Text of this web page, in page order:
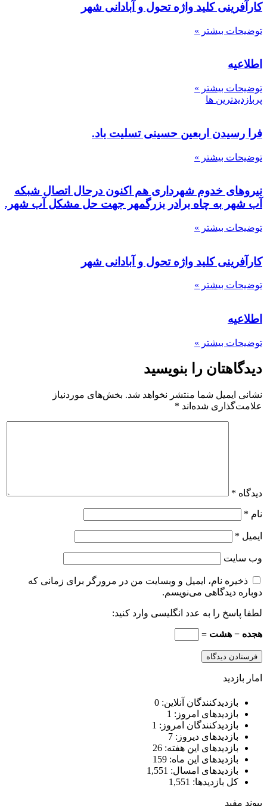
کارآفرینی کلید واژه تحول و آبادانی شهر
توضیحات بیشتر »
اطلاعیه
توضیحات بیشتر »
پربازدیدترین ها
فرا رسیدن اربعین حسینی تسلیت باد.
توضیحات بیشتر »
نیروهای خدوم شهرداری هم اکنون درحال اتصال شبکه
آب شهر به چاه برادر بزرگمهر جهت حل مشکل آب شهر.
توضیحات بیشتر »
کارآفرینی کلید واژه تحول و آبادانی شهر
توضیحات بیشتر »
اطلاعیه
توضیحات بیشتر »
دیدگاهتان را بنویسید
نشانی ایمیل شما منتشر نخواهد شد. بخش‌های موردنیاز
علامت‌گذاری شده‌اند *
دیدگاه *
نام *
ایمیل *
وب‌ سایت
ذخیره نام، ایمیل و وبسایت من در مرورگر برای زمانی که
دوباره دیدگاهی می‌نویسم.
لطفا پاسخ را به عدد انگلیسی وارد کنید:
هجده − هشت =
امار بازدید
بازدیدکنندگان آنلاین: 0
بازدیدهای امروز: 1
بازدیدکنندگان امروز: 1
بازدیدهای دیروز: 7
بازدیدهای این هفته: 26
بازدیدهای این ماه: 159
بازدیدهای امسال: 1,551
کل بازدیدها: 1,551
پیوند مفید